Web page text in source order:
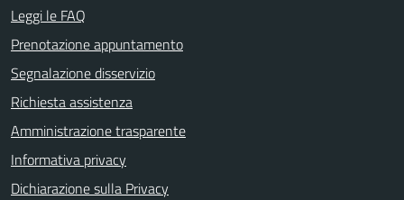
Leggi le FAQ
Prenotazione appuntamento
Segnalazione disservizio
Richiesta assistenza
Amministrazione trasparente
Informativa privacy
Dichiarazione sulla Privacy